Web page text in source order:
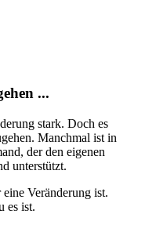
...
stark. Doch es
Manchmal ist in
der den eigenen
unterstützt.
Veränderung ist.
es ist.